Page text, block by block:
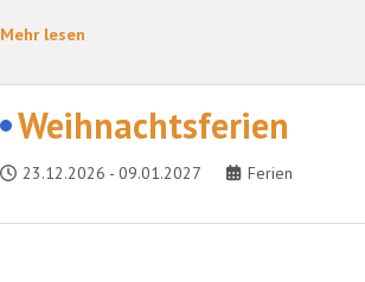
Mehr lesen
Weihnachtsferien
23.12.2026 - 09.01.2027 Ferien